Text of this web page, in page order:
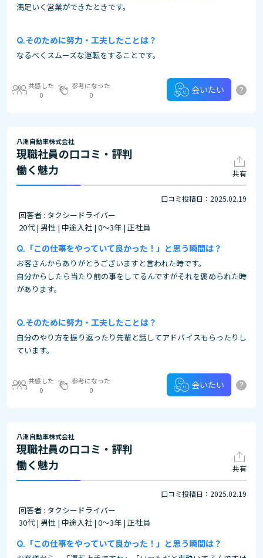
満足いく営業ができたときです。
そのために努力・工夫したことは？
なるべくスムーズな運転をすることです。
共感した
0
参考になった
0
会いたい ?
八洲自動車株式会社
現職社員の口コミ・評判
働く魅力
共有
口コミ投稿日：2025.02.19
回答者 : タクシードライバー
20代 | 男性 | 中途入社 | 0～3年 | 正社員
「この仕事をやっていて良かった！」と思う瞬間は？
お客さんからありがとうございますと言われた時です。
自分からしたら当たり前の事をしてるんですがそれを褒められた時
があります。
そのために努力・工夫したことは？
自分のやり方を振り返ったり先輩と話してアドバイスもらったりし
ています。
共感した
0
参考になった
0
会いたい ?
八洲自動車株式会社
現職社員の口コミ・評判
働く魅力
共有
口コミ投稿日：2025.02.19
回答者 : タクシードライバー
30代 | 男性 | 中途入社 | 0～3年 | 正社員
「この仕事をやっていて良かった！」と思う瞬間は？